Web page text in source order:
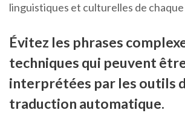
linguistiques et culturelles de chaque
Évitez les phrases
techniques qui peuvent
interprétées par les outils
traduction automatique.